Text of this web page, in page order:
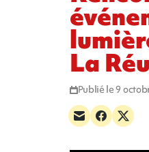
La
Publié le 9